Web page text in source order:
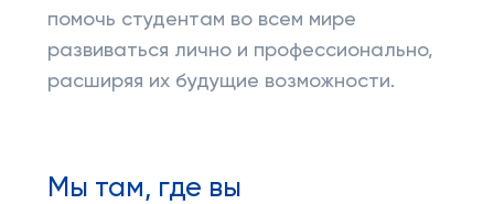
помочь студентам во всем мире
развиваться лично и профессионально,
расширяя их будущие возможности.
Мы там, где вы